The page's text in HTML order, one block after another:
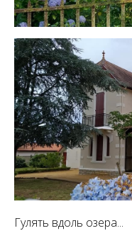
Гулять вдоль озера...